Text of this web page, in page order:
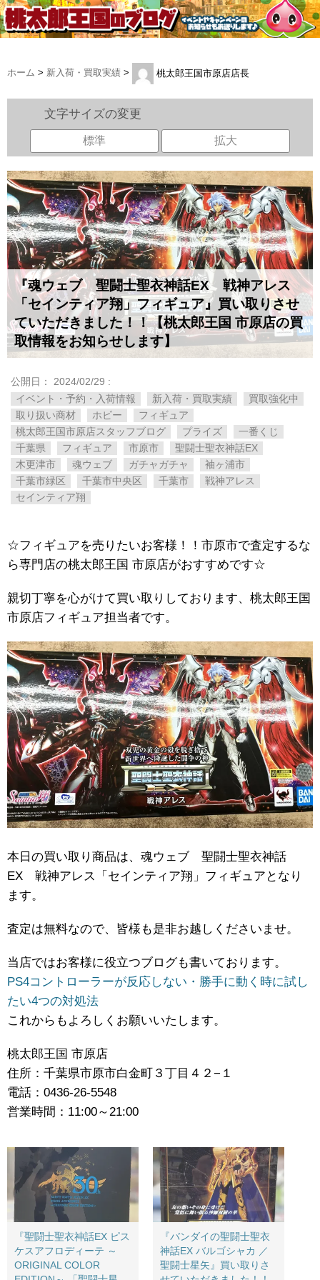
ホーム > 新入荷・買取実績 > 桃太郎王国市原店店長
文字サイズの変更
標準 拡大
『魂ウェブ 聖闘士聖衣神話EX 戦神アレス
「セインティア翔」フィギュア』買い取りさせ
ていただきました！！【桃太郎王国 市原店の買
取情報をお知らせします】
公開日： 2024/02/29 :
イベント・予約・入荷情報
新入荷・買取実績
買取強化中
取り扱い商材
ホビー
フィギュア
桃太郎王国市原店スタッフブログ
プライズ
一番くじ
千葉県
フィギュア 市原市
聖闘士聖衣神話EX
木更津市
魂ウェブ ガチャガチャ
袖ヶ浦市
千葉市緑区
千葉市中央区 千葉市
戦神アレス
セインティア翔
☆フィギュアを売りたいお客様！！市原市で査定するな
ら専門店の桃太郎王国 市原店がおすすめです☆
親切丁寧を心がけて買い取りしております、桃太郎王国
市原店フィギュア担当者です。
本日の買い取り商品は、魂ウェブ 聖闘士聖衣神話
EX 戦神アレス「セインティア翔」フィギュアとなり
ます。
査定は無料なので、皆様も是非お越しくださいませ。
当店ではお客様に役立つブログも書いております。
PS4コントローラーが反応しない・勝手に動く時に試し
たい4つの対処法
これからもよろしくお願いいたします。
桃太郎王国 市原店
住所：千葉県市原市白金町３丁目４２−１
電話：0436-26-5548
営業時間：11:00～21:00
『聖闘士聖衣神話EX ​ピス
ケスアフロディーテ ​～
ORIGINAL ​COLOR ​
『バンダイの聖闘士聖衣
神話EX ​バルゴシャカ ​／
聖闘士星矢』買い取りさ